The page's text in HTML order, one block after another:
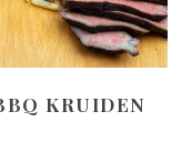
KRUIDEN